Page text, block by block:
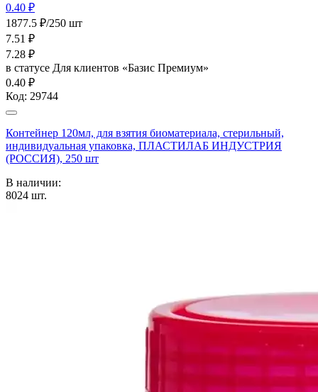
0.40 ₽
1877.5 ₽/250 шт
7.51 ₽
7.28 ₽
в статусе Для клиентов «Базис Премиум»
0.40 ₽
Код: 29744
Контейнер 120мл, для взятия биоматериала, стерильный,
индивидуальная упаковка, ПЛАСТИЛАБ ИНДУСТРИЯ
(РОССИЯ), 250 шт
В наличии:
8024 шт.